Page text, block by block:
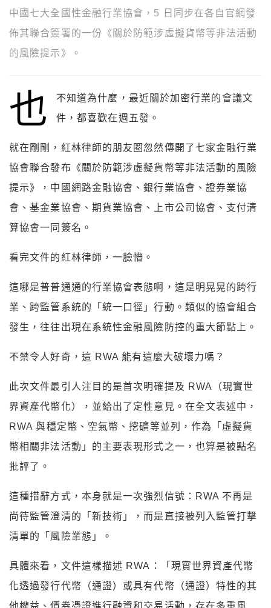
中國七大全國性金融行業協會，5 日同步在各自官網發
佈其聯合簽署的一份《 關於防範涉虛擬貨幣等非法活動
的風險提示 》。
也
不知道為什麼，最近關於加密行業的會議文
件，都喜歡在週五發。
就在剛剛，紅林律師的朋友圈忽然傳開了七家金融行業
協會聯合發布《關於防範涉虛擬貨幣等非法活動的風險
提示》，中國網路金融協會、銀行業協會、證券業協
會、基金業協會、期貨業協會、上市公司協會、支付清
算協會一同簽名。
看完文件的紅林律師，一臉懵。
這哪是普普通通的行業協會表態啊，這是明晃晃的跨行
業、跨監管系統的「統一口徑」行動。類似的協會組合
發生，往往出現在系統性金融風險防控的重大節點上。
不禁令人好奇，這 RWA 能有這麼大破壞力嗎？
此次文件最引人注目的是首次明確提及 RWA（現實世
界資產代幣化），並給出了定性意見。在全文表述中，
RWA 與穩定幣、空氣幣、挖礦等並列，作為「虛擬貨
幣相關非法活動」的主要表現形式之一，也算是被點名
批評了。
這種措辭方式，本身就是一次強烈信號：RWA 不再是
尚待監管澄清的「新技術」，而是直接被列入監管打擊
清單的「風險業態」。
具體來看，文件這樣描述 RWA：「現實世界資產代幣
化透過發行代幣（通證）或具有代幣（通證）特性的其